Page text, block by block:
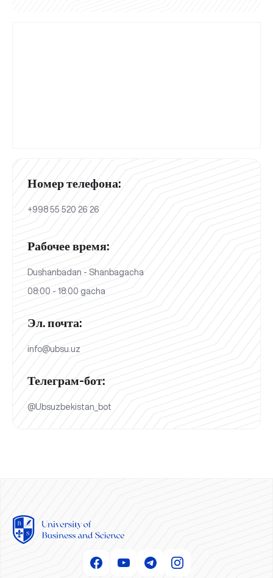
Номер телефона:
+998 55 520 26 26
Рабочее время:
Dushanbadan - Shanbagacha
08:00 - 18:00 gacha
Эл. почта:
info@ubsu.uz
Телеграм-бот:
@Ubsuzbekistan_bot